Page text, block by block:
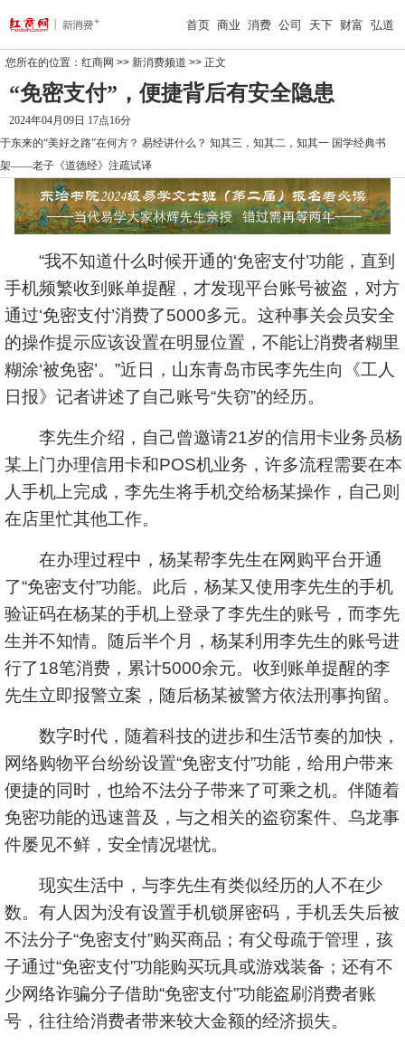
首页 商业 消费 公司 天下 财富 弘道
您所在的位置： 红商网 >> 新消费频道 >> 正文
“免密支付”，便捷背后有安全隐患
2024年04月09日 17点16分
于东来的“美好之路”在何方？ 易经讲什么？ 知其三，知其二，知其一 国学经典书
架——老子《道德经》注疏试译
“我不知道什么时候开通的‘免密支付’功能，直到
手机频繁收到账单提醒，才发现平台账号被盗，对方
通过‘免密支付’消费了5000多元。这种事关会员安全
的操作提示应该设置在明显位置，不能让消费者糊里
糊涂‘被免密’。”近日，山东青岛市民李先生向《工人
日报》记者讲述了自己账号“失窃”的经历。
李先生介绍，自己曾邀请21岁的信用卡业务员杨
某上门办理信用卡和POS机业务，许多流程需要在本
人手机上完成，李先生将手机交给杨某操作，自己则
在店里忙其他工作。
在办理过程中，杨某帮李先生在网购平台开通
了“免密支付”功能。此后，杨某又使用李先生的手机
验证码在杨某的手机上登录了李先生的账号，而李先
生并不知情。随后半个月，杨某利用李先生的账号进
行了18笔消费，累计5000余元。收到账单提醒的李
先生立即报警立案，随后杨某被警方依法刑事拘留。
数字时代，随着科技的进步和生活节奏的加快，
网络购物平台纷纷设置“免密支付”功能，给用户带来
便捷的同时，也给不法分子带来了可乘之机。伴随着
免密功能的迅速普及，与之相关的盗窃案件、乌龙事
件屡见不鲜，安全情况堪忧。
现实生活中，与李先生有类似经历的人不在少
数。有人因为没有设置手机锁屏密码，手机丢失后被
不法分子“免密支付”购买商品；有父母疏于管理，孩
子通过“免密支付”功能购买玩具或游戏装备；还有不
少网络诈骗分子借助“免密支付”功能盗刷消费者账
号，往往给消费者带来较大金额的经济损失。